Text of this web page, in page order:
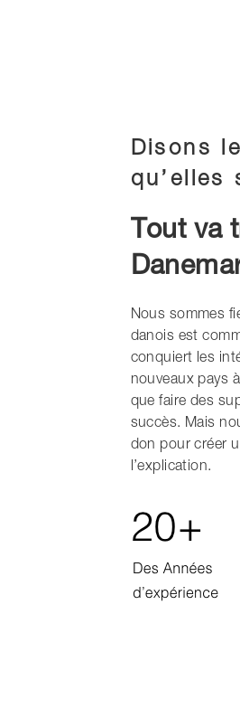
Disons
qu’elles
Tout va
Nous sommes
danois est
conquiert les
nouveaux pays
que faire des
succès. Mais
don pour créer
l’explication.